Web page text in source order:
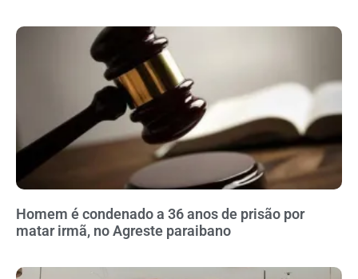
Homem é condenado a 36 anos de prisão por
matar irmã, no Agreste paraibano